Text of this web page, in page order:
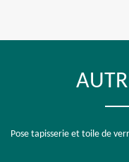
Pose tapisserie et toile de